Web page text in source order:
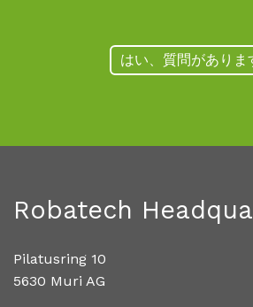
はい、質問がありま
Robatech
Pilatusring 10
5630 Muri AG